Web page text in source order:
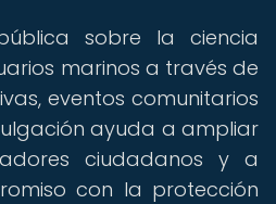
sobre la ciencia
marinos a través de
eventos comunitarios
ayuda a ampliar
ciudadanos y a
con la protección